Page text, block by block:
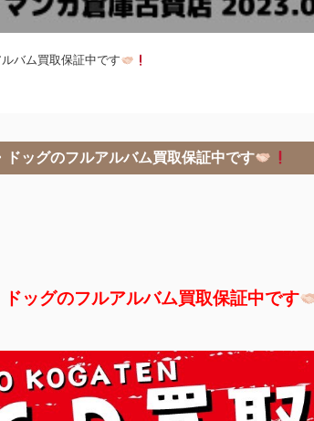
バム買取保証中です
ッグのフルアルバム買取保証中です
ッグのフルアルバム買取保証中です